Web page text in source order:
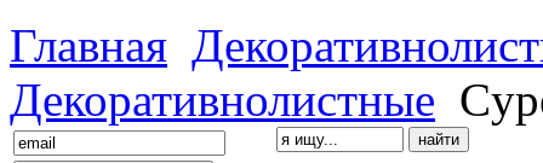
Главная
Декоративнолистные